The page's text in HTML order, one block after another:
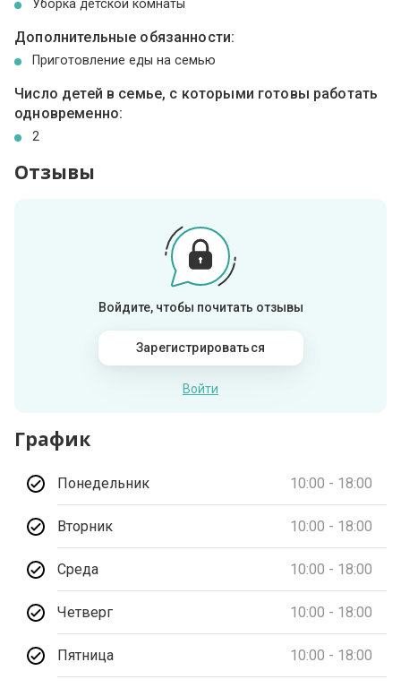
Уборка детской комнаты
Дополнительные обязанности:
Приготовление еды на семью
Число детей в семье, с которыми готовы работать
одновременно:
2
Отзывы
Войдите, чтобы почитать отзывы
Зарегистрироваться
Войти
График
Понедельник 10:00 - 18:00
Вторник 10:00 - 18:00
Среда 10:00 - 18:00
Четверг 10:00 - 18:00
Пятница 10:00 - 18:00